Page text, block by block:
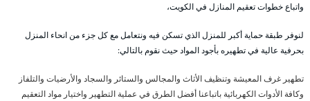
واتباع خطوات تعقيم المنازل في الكويت،
لنوفر طبقة حماية أكبر للمنزل الذي تسكن فيه ونتعامل مع كل جزء من انحاء المنزل
بحرفية عالية في تطهيره بأجود المواد حيث نقوم بالتالي:
تطهير غرف المعيشة وتنظيف الأثاث والمجالس والستائر والسجاد والأرضيات والتلفاز
وكافة الأدوات الكهربائية باتباعنا أفضل الطرق في عملية التطهير واختيار مواد التعقيم